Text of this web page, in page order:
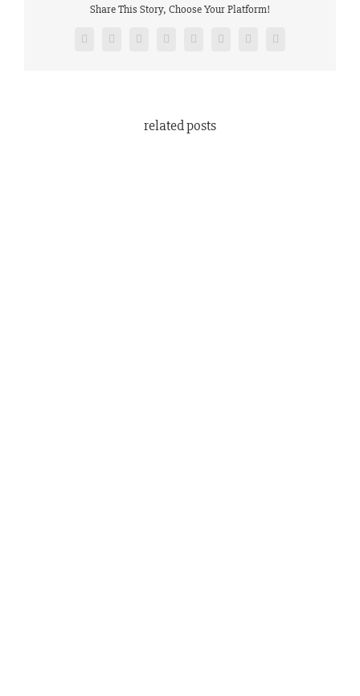
Share This Story, Choose Your Platform!
FacebookTwitter Reddit LinkedInTumblr Pinterest
related posts